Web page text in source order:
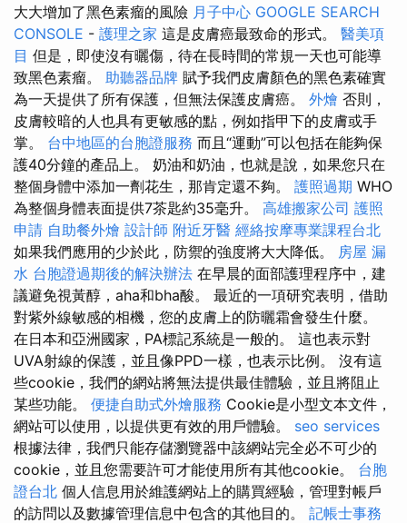
大大增加了黑色素瘤的風險 月子中心 GOOGLE SEARCH
CONSOLE - 護理之家 這是皮膚癌最致命的形式。 醫美項
目 但是，即使沒有曬傷，待在長時間的常規一天也可能導
致黑色素瘤。 助聽器品牌 賦予我們皮膚顏色的黑色素確實
為一天提供了所有保護，但無法保護皮膚癌。 外燴 否則，
皮膚較暗的人也具有更敏感的點，例如指甲下的皮膚或手
掌。 台中地區的台胞證服務 而且“運動”可以包括在能夠保
護40分鐘的產品上。 奶油和奶油，也就是說，如果您只在
整個身體中添加一劑花生，那肯定還不夠。 護照過期 WHO
為整個身體表面提供7茶匙約35毫升。 高雄搬家公司 護照
申請 自助餐外燴 設計師 附近牙醫 經絡按摩專業課程台北
如果我們應用的少於此，防禦的強度將大大降低。 房屋 漏
水 台胞證過期後的解決辦法 在早晨的面部護理程序中，建
議避免視黃醇，aha和bha酸。 最近的一項研究表明，借助
對紫外線敏感的相機，您的皮膚上的防曬霜會發生什麼。
在日本和亞洲國家，PA標記系統是一般的。 這也表示對
UVA射線的保護，並且像PPD一樣，也表示比例。 沒有這
些cookie，我們的網站將無法提供最佳體驗，並且將阻止
某些功能。 便捷自助式外燴服務 Cookie是小型文本文件，
網站可以使用，以提供更有效的用戶體驗。 seo services
根據法律，我們只能存儲瀏覽器中該網站完全必不可少的
cookie，並且您需要許可才能使用所有其他cookie。 台胞
證台北 個人信息用於維護網站上的購買經驗，管理對帳戶
的訪問以及數據管理信息中包含的其他目的。 記帳士事務